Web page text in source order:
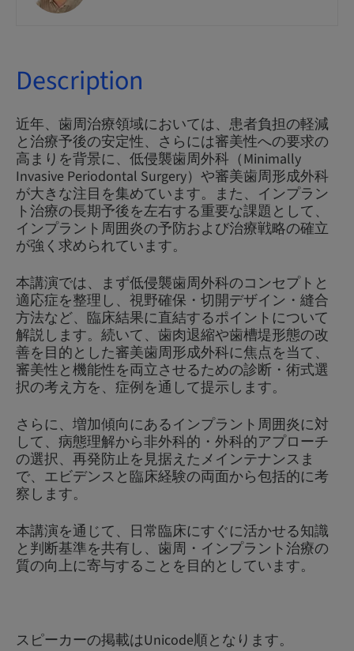
Description
近年、歯周治療領域においては、患者負担の軽減
と治療予後の安定性、さらには審美性への要求の
高まりを背景に、低侵襲歯周外科（Minimally
Invasive Periodontal Surgery）や審美歯周形成外科
が大きな注目を集めています。また、インプラン
ト治療の長期予後を左右する重要な課題として、
インプラント周囲炎の予防および治療戦略の確立
が強く求められています。
本講演では、まず低侵襲歯周外科のコンセプトと
適応症を整理し、視野確保・切開デザイン・縫合
方法など、臨床結果に直結するポイントについて
解説します。続いて、歯肉退縮や歯槽堤形態の改
善を目的とした審美歯周形成外科に焦点を当て、
審美性と機能性を両立させるための診断・術式選
択の考え方を、症例を通して提示します。
さらに、増加傾向にあるインプラント周囲炎に対
して、病態理解から非外科的・外科的アプローチ
の選択、再発防止を見据えたメインテナンスま
で、エビデンスと臨床経験の両面から包括的に考
察します。
本講演を通じて、日常臨床にすぐに活かせる知識
と判断基準を共有し、歯周・インプラント治療の
質の向上に寄与することを目的としています。
スピーカーの掲載はUnicode順となります。